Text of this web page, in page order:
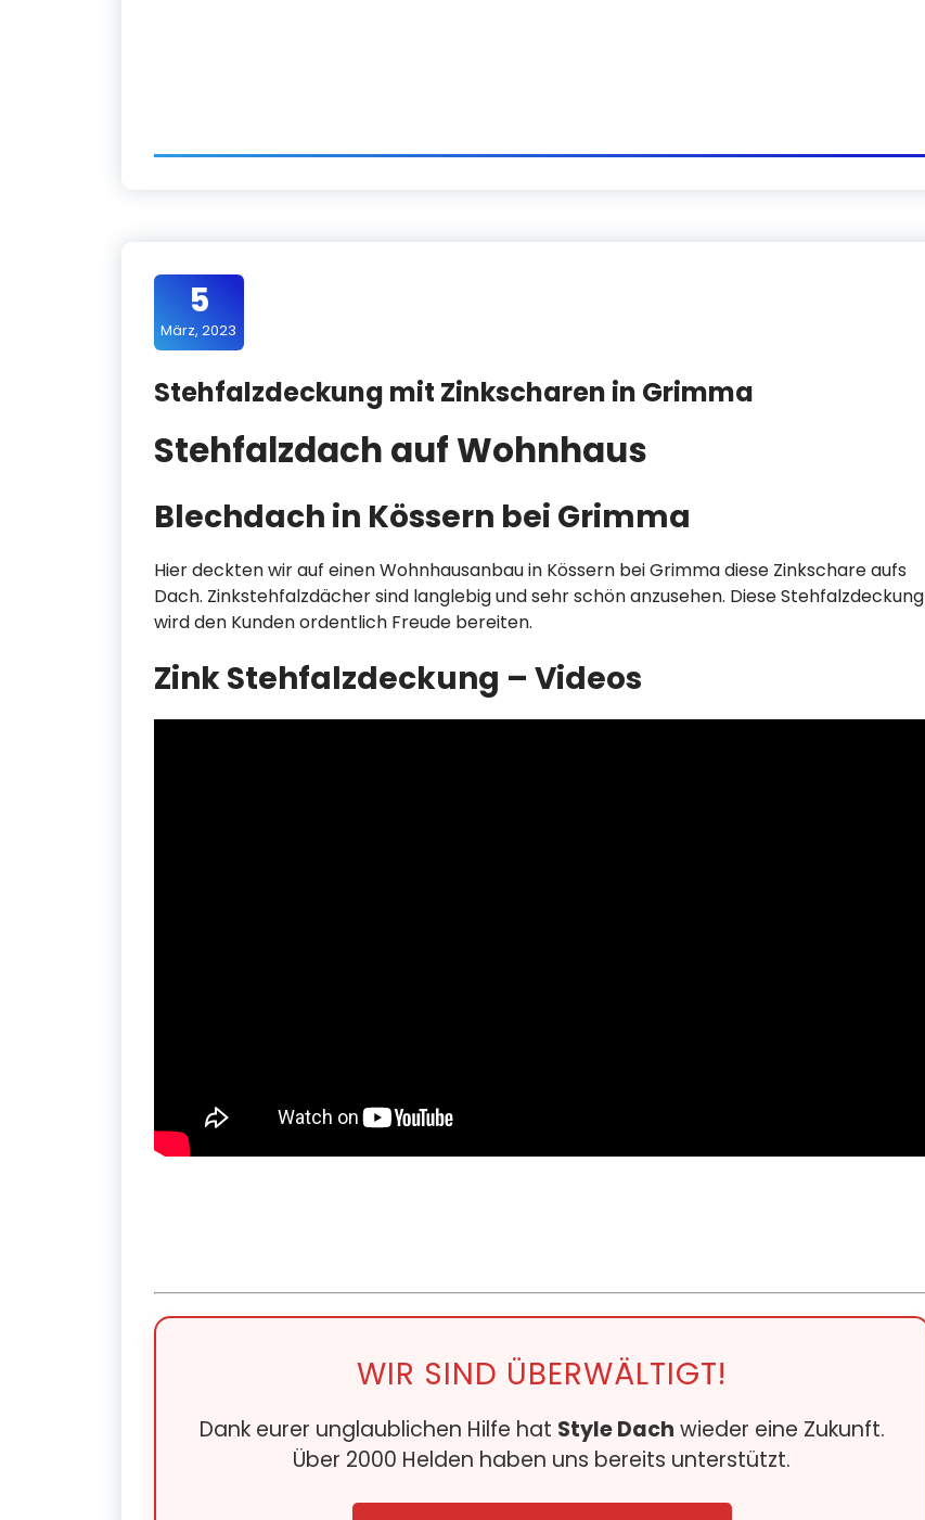
5
März, 2023
Stehfalzdeckung mit Zinkscharen in Grimma
Stehfalzdach auf Wohnhaus
Blechdach in Kössern bei Grimma
Hier deckten wir auf einen Wohnhausanbau in Kössern bei Grimma diese Zinkschare aufs
Dach. Zinkstehfalzdächer sind langlebig und sehr schön anzusehen. Diese Stehfalzdeckung
wird den Kunden ordentlich Freude bereiten.
Zink Stehfalzdeckung – Videos
WIR SIND ÜBERWÄLTIGT!
Dank eurer unglaublichen Hilfe hat Style Dach wieder eine Zukunft.
Über 2000 Helden haben uns bereits unterstützt.